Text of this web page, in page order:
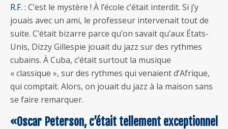
R.F. : C’est le mystère ! À l’école c’était interdit. Si j’y
jouais avec un ami, le professeur intervenait tout de
suite. C’était bizarre parce qu’on savait qu’aux États-
Unis, Dizzy Gillespie jouait du jazz sur des rythmes
cubains. À Cuba, c’était surtout la musique
« classique », sur des rythmes qui venaient d’Afrique,
qui comptait. Alors, on jouait du jazz à la maison sans
se faire remarquer.
«Oscar Peterson, c’était tellement exceptionnel